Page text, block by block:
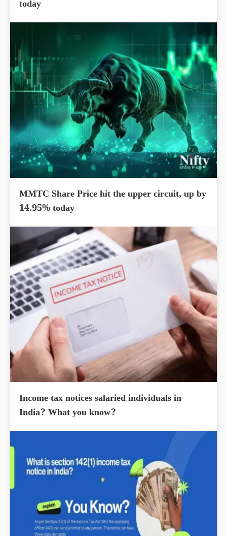
today
MMTC Share Price hit the upper circuit, up by
14.95% today
Income tax notices salaried individuals in
India? What you know?